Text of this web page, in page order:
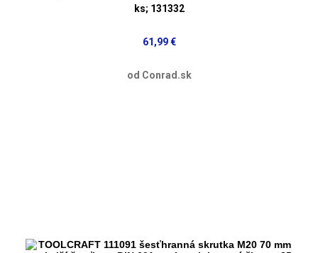
ks; 131332
61,99 €
od Conrad.sk